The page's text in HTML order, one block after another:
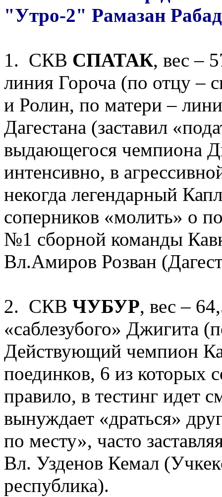
"Утро-2" Рамазан
1. СКВ СПАТАК, вес –
линия Гороча (по отцу –
и Ролин, по матери –
Дагестана (заставил
выдающегося чемпиона
интенсивно, в
некогда легендарный
соперников «молить» о
№1 сборной команды
Вл.Амиров Розван
2. СКВ ЧУБУР, вес –
«саблезубого» Джигита
Действующий чемпион
поединков, 6 из которых
правило, в тестинг идет
вынуждает «драться»
по месту», часто
Вл. Узденов Кемал
республика).